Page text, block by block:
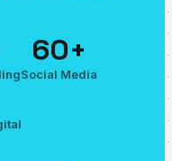
60+
Social Media